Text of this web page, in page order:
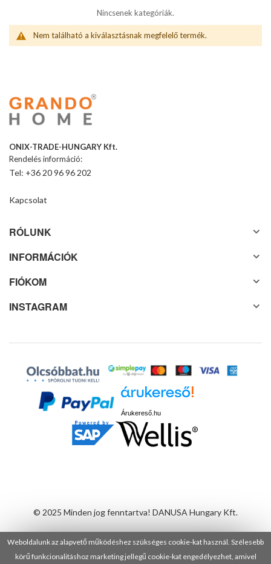
Weboldalunk az alapvető működéshez szükséges cookie-kat használ. Szélesebb
körű funkcionalitáshoz marketing jellegű cookie-kat engedélyezhet, amivel
Nincsenek kategóriák.
Nem található a kiválasztásnak megfelelő termék.
ONIX-TRADE-HUNGARY Kft.
Rendelés információ:
Tel: +36 20 96 96 202
Kapcsolat
RÓLUNK
INFORMÁCIÓK
FIÓKOM
INSTAGRAM
Árukereső.hu
© 2025 Minden jog fenntartva! DANUSA Hungary Kft.